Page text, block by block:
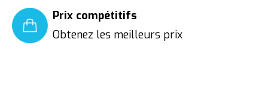
Prix compétitifs
Obtenez les meilleurs prix